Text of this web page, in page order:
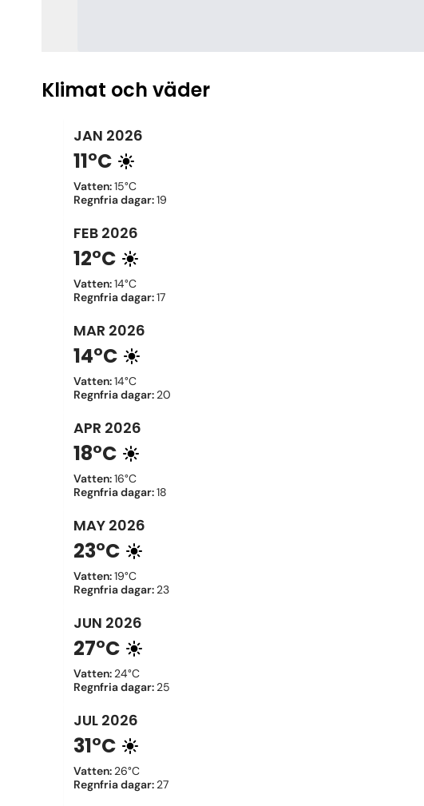
Klimat och väder
JAN 2026
11°C
Vatten:15°C
Regnfria dagar:19
FEB 2026
12°C
Vatten:14°C
Regnfria dagar:17
MAR 2026
14°C
Vatten:14°C
Regnfria dagar: 20
APR 2026
18°C
Vatten:16°C
Regnfria dagar:18
MAY 2026
23°C
Vatten:19°C
Regnfria dagar: 23
JUN 2026
27°C
Vatten: 24°C
Regnfria dagar: 25
JUL 2026
31°C
Vatten: 26°C
Regnfria dagar: 27